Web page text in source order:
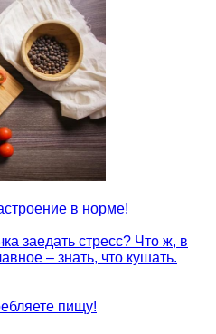
в норме!
заедать стресс? Что ж, в
– знать, что кушать.
пищу!